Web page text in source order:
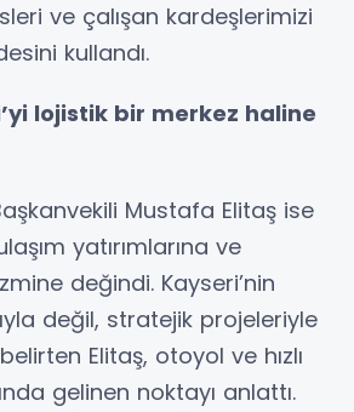
ve çalışan kardeşlerimizi
kullandı.
lojistik bir merkez haline
Mustafa Elitaş ise
yatırımlarına ve
değindi. Kayseri’nin
değil, stratejik projeleriyle
belirten Elitaş, otoyol ve hızlı
gelinen noktayı anlattı.